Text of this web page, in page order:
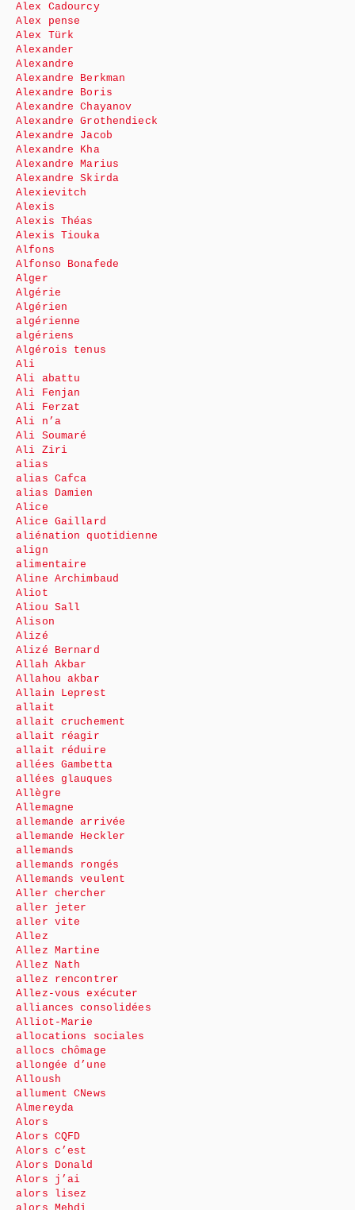
Alex Cadourcy
Alex pense
Alex Türk
Alexander
Alexandre
Alexandre Berkman
Alexandre Boris
Alexandre Chayanov
Alexandre Grothendieck
Alexandre Jacob
Alexandre Kha
Alexandre Marius
Alexandre Skirda
Alexievitch
Alexis
Alexis Théas
Alexis Tiouka
Alfons
Alfonso Bonafede
Alger
Algérie
Algérien
algérienne
algériens
Algérois tenus
Ali
Ali abattu
Ali Fenjan
Ali Ferzat
Ali n’a
Ali Soumaré
Ali Ziri
alias
alias Cafca
alias Damien
Alice
Alice Gaillard
aliénation quotidienne
align
alimentaire
Aline Archimbaud
Aliot
Aliou Sall
Alison
Alizé
Alizé Bernard
Allah Akbar
Allahou akbar
Allain Leprest
allait
allait cruchement
allait réagir
allait réduire
allées Gambetta
allées glauques
Allègre
Allemagne
allemande arrivée
allemande Heckler
allemands
allemands rongés
Allemands veulent
Aller chercher
aller jeter
aller vite
Allez
Allez Martine
Allez Nath
allez rencontrer
Allez-vous exécuter
alliances consolidées
Alliot-Marie
allocations sociales
allocs chômage
allongée d’une
Alloush
allument CNews
Almereyda
Alors
Alors CQFD
Alors c’est
Alors Donald
Alors j’ai
alors lisez